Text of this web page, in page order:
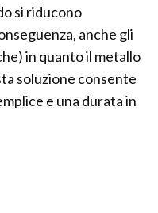
si riducono
anche gli
in quanto il metallo
soluzione consente
e una durata in